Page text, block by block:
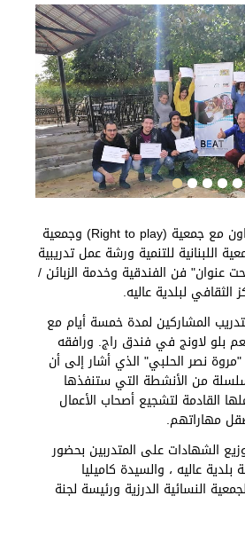
برعاية "بلدية عاليه" وبالتعاون مع جمعية (Right to play) وجمعية
اللبنانية للتنمية ورشة عمل تدريبية
عنوان" فن الفندقية وخدمة الزبائن /
لبلدية عاليه.
المشاركين لمدة خمسة أيام مع
لاونج في فندق راج. ورافقه
نصر الحلبي" الذي أشار إلى أن
من الأنشطة التي ستنفذها
القادمة لتشجيع أصحاب الأعمال
مهاراتهم.
الشهادات على المتدربين بحضور
عاليه ، والسيدة كاميليا
النسائية الدرزية ورئيسة لجنة